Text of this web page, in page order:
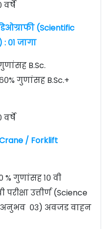
वर्षे
(Scientific
०१ जागा
B.Sc.
गुणांसह B.Sc.+
वर्षे
/ Forklift
% गुणांसह १० वी
परीक्षा उत्तीर्ण (Science
अनुभव ०३) अवजड वाहन